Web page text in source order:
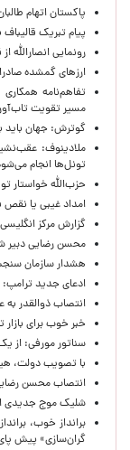
پاکستان اتهام
پیام تبریک
رونمایی انصارالله
ارزهای گمشده
تفاهم‌نامه
مسیر تقویت
گوترش: جهان باید
ملادینوف:
تونل‌ها انجام
حزب‌الله خواستار
امداد غیبی يا نقص
گزارش مرکز
محسن رضایی دبیر
هشدار سازمان
ادعای جدید
انتصاب ذوالقدر
خبر خوب برای بازار تهران؛ کاهش
سناتور مورفی: از
با تصویب دولت،
انتصاب محسن
شلیک موج جدیدی
برانداز خوب،
گران‌سازی» پیش